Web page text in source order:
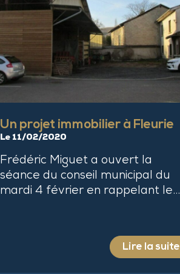
Un projet immobilier à Fleurie
Le 11/02/2020
Frédéric Miguet a ouvert la
séance du conseil municipal du
mardi 4 février en rappelant le…
Lire la suite